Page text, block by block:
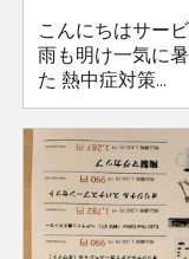
こんにちはサー
雨も明け一気に
た 熱中症対策...